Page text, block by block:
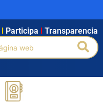
Intranet Búsqueda avanzada
Participa Transparencia